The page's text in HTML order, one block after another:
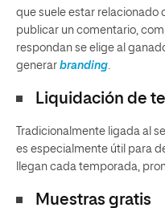
que suele estar relacionado
publicar un comentario,
respondan se elige al
generar branding
Liquidación de
Tradicionalmente ligada al
es especialmente útil para
llegan cada temporada,
Muestras gratis